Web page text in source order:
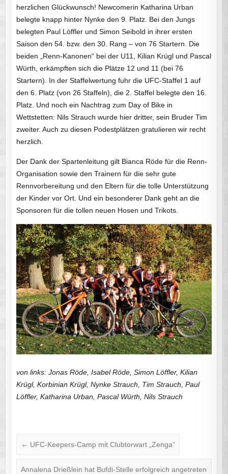
herzlichen Glückwunsch! Newcomerin Katharina Urban
belegte knapp hinter Nynke den 9. Platz. Bei den Jungs
belegten Paul Löffler und Simon Seibold in ihrer ersten
Saison den 54. bzw. den 30. Rang – von 76 Startern. Die
beiden „Renn-Kanonen“ bei der U11, Kilian Krügl und Pascal
Würth, erkämpften sich die Plätze 12 und 11 (bei 76
Startern). In der Staffelwertung fuhr die UFC-Staffel 1 auf
den 6. Platz (von 26 Staffeln), die 2. Staffel belegte den 16.
Platz. Und noch ein Nachtrag zum Day of Bike in
Wettstetten: Nils Strauch wurde hier dritter, sein Bruder Tim
zweiter. Auch zu diesen Podestplätzen gratulieren wir recht
herzlich.
Der Dank der Spartenleitung gilt Bianca Röde für die Renn-
Organisation sowie den Trainern für die sehr gute
Rennvorbereitung und den Eltern für die tolle Unterstützung
der Kinder vor Ort. Und ein besonderer Dank geht an die
Sponsoren für die tollen neuen Hosen und Trikots.
von links: Jonas Röde, Isabel Röde, Simon Löffler, Kilian
Krügl, Korbinian Krügl, Nynke Strauch, Tim Strauch, Paul
Löffler, Katharina Urban, Pascal Würth, Nils Strauch
← UFC-Keepers-Camp mit Clubtorwart „Zenga“
Annalena Drießlein hat Bufdi-Stelle erfolgreich angetreten